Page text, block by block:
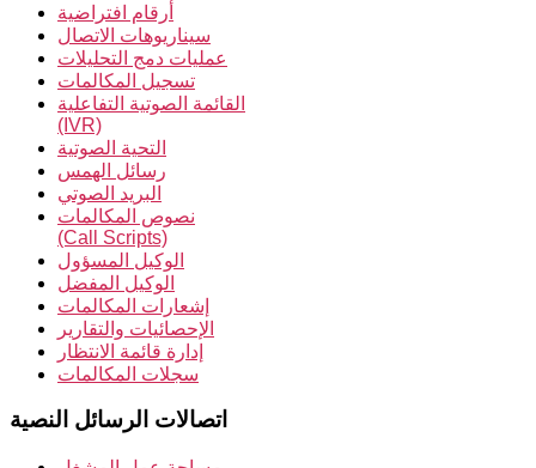
أرقام افتراضية
سيناريوهات الاتصال
عمليات دمج التحليلات
تسجيل المكالمات
القائمة الصوتية التفاعلية
(IVR)
التحية الصوتية
رسائل الهمس
البريد الصوتي
نصوص المكالمات
(Call Scripts)
الوكيل المسؤول
الوكيل المفضل
إشعارات المكالمات
الإحصائيات والتقارير
إدارة قائمة الانتظار
سجلات المكالمات
اتصالات الرسائل النصية